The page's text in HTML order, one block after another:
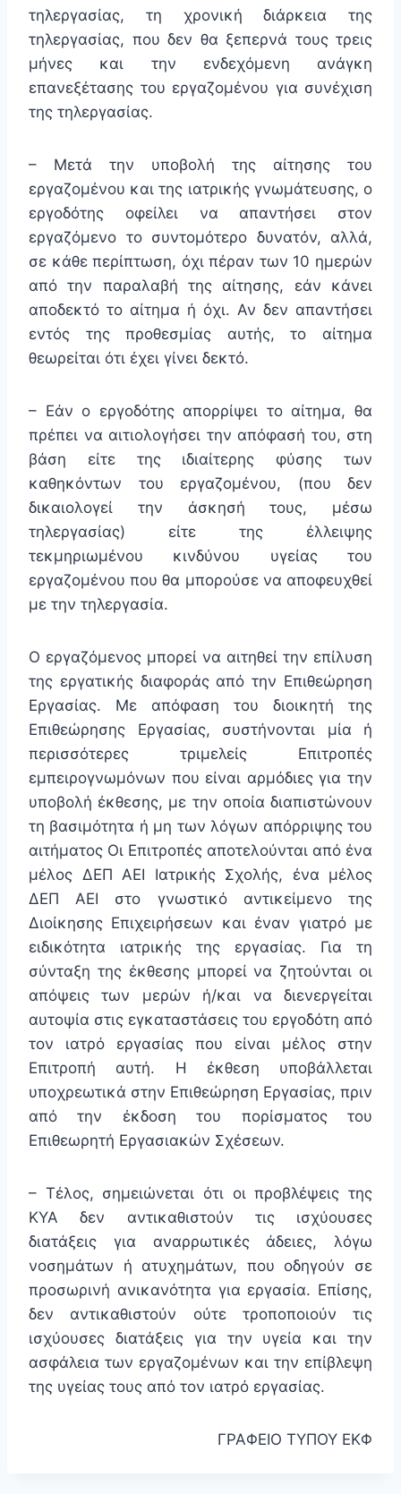
τηλεργασίας, τη χρονική διάρκεια της
τηλεργασίας, που δεν θα ξεπερνά τους τρεις
μήνες και την ενδεχόμενη ανάγκη
επανεξέτασης του εργαζομένου για συνέχιση
της τηλεργασίας.
– Μετά την υποβολή της αίτησης του
εργαζομένου και της ιατρικής γνωμάτευσης, ο
εργοδότης οφείλει να απαντήσει στον
εργαζόμενο το συντομότερο δυνατόν, αλλά,
σε κάθε περίπτωση, όχι πέραν των 10 ημερών
από την παραλαβή της αίτησης, εάν κάνει
αποδεκτό το αίτημα ή όχι. Αν δεν απαντήσει
εντός της προθεσμίας αυτής, το αίτημα
θεωρείται ότι έχει γίνει δεκτό.
– Εάν ο εργοδότης απορρίψει το αίτημα, θα
πρέπει να αιτιολογήσει την απόφασή του, στη
βάση είτε της ιδιαίτερης φύσης των
καθηκόντων του εργαζομένου, (που δεν
δικαιολογεί την άσκησή τους, μέσω
τηλεργασίας) είτε της έλλειψης
τεκμηριωμένου κινδύνου υγείας του
εργαζομένου που θα μπορούσε να αποφευχθεί
με την τηλεργασία.
Ο εργαζόμενος μπορεί να αιτηθεί την επίλυση
της εργατικής διαφοράς από την Επιθεώρηση
Εργασίας. Με απόφαση του διοικητή της
Επιθεώρησης Εργασίας, συστήνονται μία ή
περισσότερες τριμελείς Επιτροπές
εμπειρογνωμόνων που είναι αρμόδιες για την
υποβολή έκθεσης, με την οποία διαπιστώνουν
τη βασιμότητα ή μη των λόγων απόρριψης του
αιτήματος Οι Επιτροπές αποτελούνται από ένα
μέλος ΔΕΠ ΑΕΙ Ιατρικής Σχολής, ένα μέλος
ΔΕΠ ΑΕΙ στο γνωστικό αντικείμενο της
Διοίκησης Επιχειρήσεων και έναν γιατρό με
ειδικότητα ιατρικής της εργασίας. Για τη
σύνταξη της έκθεσης μπορεί να ζητούνται οι
απόψεις των μερών ή/και να διενεργείται
αυτοψία στις εγκαταστάσεις του εργοδότη από
τον ιατρό εργασίας που είναι μέλος στην
Επιτροπή αυτή. Η έκθεση υποβάλλεται
υποχρεωτικά στην Επιθεώρηση Εργασίας, πριν
από την έκδοση του πορίσματος του
Επιθεωρητή Εργασιακών Σχέσεων.
– Τέλος, σημειώνεται ότι οι προβλέψεις της
ΚΥΑ δεν αντικαθιστούν τις ισχύουσες
διατάξεις για αναρρωτικές άδειες, λόγω
νοσημάτων ή ατυχημάτων, που οδηγούν σε
προσωρινή ανικανότητα για εργασία. Επίσης,
δεν αντικαθιστούν ούτε τροποποιούν τις
ισχύουσες διατάξεις για την υγεία και την
ασφάλεια των εργαζομένων και την επίβλεψη
της υγείας τους από τον ιατρό εργασίας.
ΓΡΑΦΕΙΟ ΤΥΠΟΥ ΕΚΦ